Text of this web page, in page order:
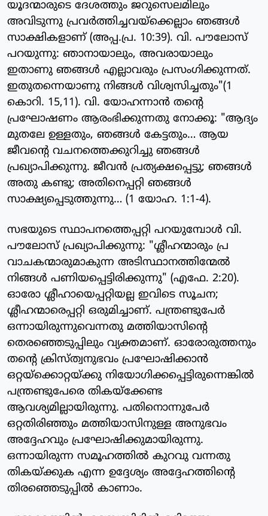
യൂദന്മാരുടെ ദേശത്തും ജറുസെലമിലും
അവിടുന്നു പ്രവര്‍ത്തിച്ചവയ്‌ക്കെല്ലാം ഞങ്ങള്‍
സാക്ഷികളാണ് (അപ്പ.പ്ര. 10:39). വി. പൗലോസ്
പറയുന്നു: ഞാനായാലും, അവരായാലും
ഇതാണു ഞങ്ങള്‍ എല്ലാവരും പ്രസംഗിക്കുന്നത്.
ഇതുതന്നെയാണു നിങ്ങള്‍ വിശ്വസിച്ചതും"(1
കൊറി. 15,11). വി. യോഹന്നാന്‍ തന്റെ
പ്രഘോഷണം ആരംഭിക്കുന്നതു നോക്കൂ: "ആദ്യം
മുതലേ ഉള്ളതും, ഞങ്ങള്‍ കേട്ടതും… ആയ
ജീവന്റെ വചനത്തെക്കുറിച്ചു ഞങ്ങള്‍
പ്രഖ്യാപിക്കുന്നു. ജീവന്‍ പ്രത്യക്ഷപ്പെട്ടു; ഞങ്ങള്‍
അതു കണ്ടു; അതിനെപ്പറ്റി ഞങ്ങള്‍
സാക്ഷ്യപ്പെടുത്തുന്നു… (1 യോഹ. 1:1-4).
സഭയുടെ സ്ഥാപനത്തെപ്പറ്റി പറയുമ്പോള്‍ വി.
പൗലോസ് പ്രഖ്യാപിക്കുന്നു: "ശ്ലീഹന്മാരും പ്ര
വാചകന്മാരുമാകുന്ന അടിസ്ഥാനത്തിന്മേല്‍
നിങ്ങള്‍ പണിയപ്പെട്ടിരിക്കുന്നു" (എഫേ. 2:20).
ഓരോ ശ്ലീഹായെപ്പറ്റിയല്ല ഇവിടെ സൂചന;
ശ്ലീഹന്മാരെപ്പറ്റി ഒരുമിച്ചാണ്. പന്ത്രണ്ടുപേര്‍
ഒന്നായിരുന്നുവെന്നതു മത്തിയാസിന്റെ
തെരഞ്ഞെടുപ്പിലും വ്യക്തമാണ്. ഓരോരുത്തനും
തന്റെ ക്രിസ്ത്വനുഭവം പ്രഘോഷിക്കാന്‍
ഒറ്റയ്‌ക്കൊറ്റയ്ക്കു നിയോഗിക്കപ്പെട്ടിരുന്നെങ്കില്‍
പന്ത്രണ്ടുപേരെ തികയ്‌ക്കേണ്ട
ആവശ്യമില്ലായിരുന്നു. പതിനൊന്നുപേര്‍
ഒറ്റതിരിഞ്ഞും മത്തിയാസിനുള്ള അനുഭവം
അദ്ദേഹവും പ്രഘോഷിക്കുമായിരുന്നു.
ഒന്നായിരുന്ന സമൂഹത്തില്‍ കുറവു വന്നതു
തികയ്ക്കുക എന്ന ഉദ്ദേശ്യം അദ്ദേഹത്തിന്റെ
തിരഞ്ഞെടുപ്പില്‍ കാണാം.